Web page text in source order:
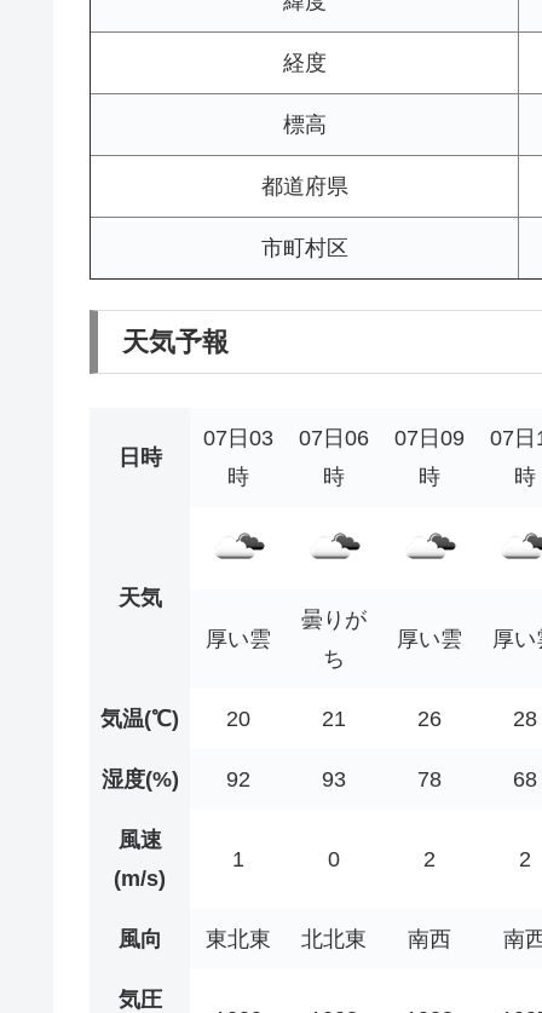
経度
標高
都道府県
市町村区
天気予報
日時
07日03
時
07日06
時
07日09
時
07日
時
天気
厚い雲
曇りが
ち
厚い雲 厚い
気温(℃) 20 21 26 28
湿度(%) 92 93 78 68
風速
(m/s)
1 0 2 2
風向 東北東 北北東 南西 南
気圧